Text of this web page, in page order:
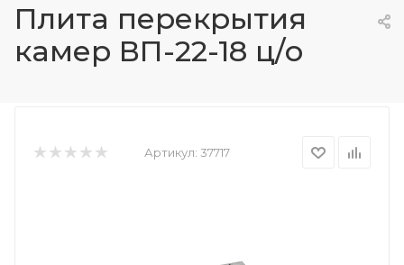
Плита перекрытия
камер ВП-22-18 ц/о
Артикул: 37717